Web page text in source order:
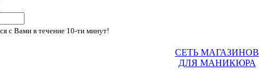
с Вами в течение 10-ти минут!
СЕТЬ МАГАЗИНОВ
ДЛЯ МАНИКЮРА